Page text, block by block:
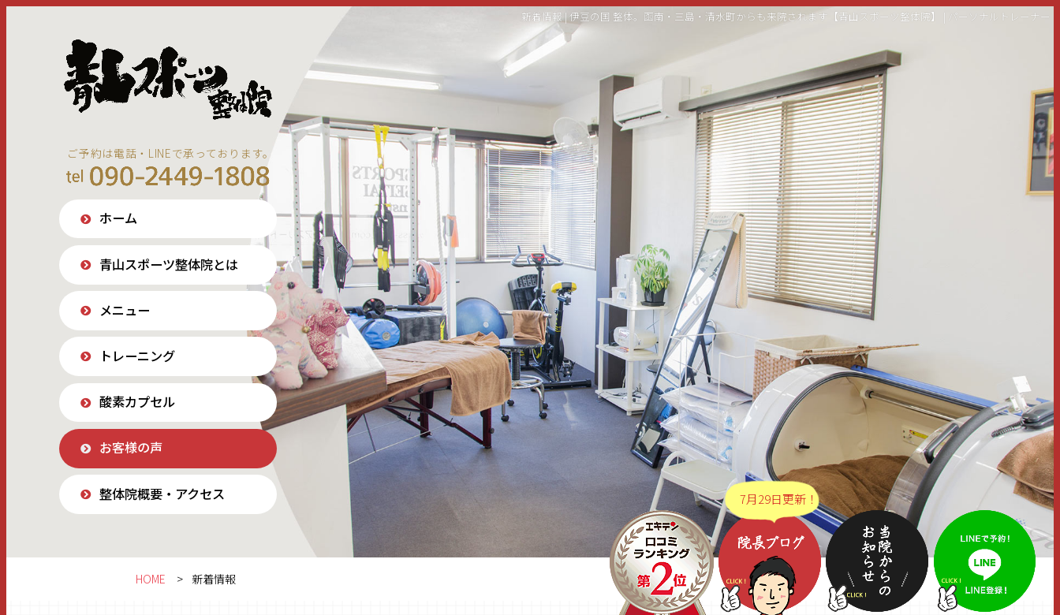
新着情報 | 伊豆の国 整体。函南・三島・清水町からも来院されます【青山スポーツ整体院】 | パーソナルトレーナー
ご予約は電話・LINEで承っております。
ホーム
青山スポーツ整体院とは
メニュー
トレーニング
酸素カプセル
お客様の声
整体院概要・アクセス 7月29日更新！
HOME 新着情報